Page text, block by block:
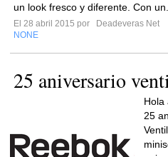
un look fresco y diferente. Con
El 28 abril 2015 por
Deadeveras Net
NONE
25 aniversario
Hola
25